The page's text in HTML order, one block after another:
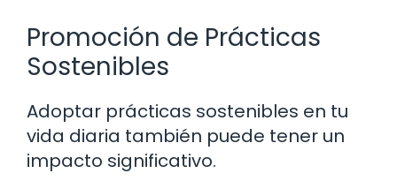
Promoción de Prácticas
Sostenibles
Adoptar prácticas sostenibles en tu
vida diaria también puede tener un
impacto significativo.